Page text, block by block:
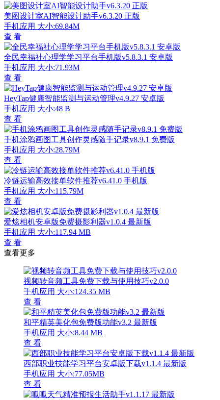
美图设计室AI智能设计助手v6.3.20 正版
手机应用 大小:69.84M
查 看
全民幸福社心理学学习平台手机版v5.8.3.1 安卓版
手机应用 大小:71.93M
查 看
HeyTap健康智能监测与运动管理v4.9.27 安卓版
手机应用 大小:48 B
查 看
手机涂鸦画图工具创作灵感随手记录v8.9.1 免费版
手机应用 大小:28.79M
查 看
冷链运输高效接单软件推荐v6.41.0 手机版
手机应用 大小:115.79M
查 看
爱炫相机安卓版免费摄影利器v1.0.4 最新版
手机应用 大小:117.94 MB
查 看
查看更多
视频转音频工具免费下载与使用技巧v2.0.0
手机应用 大小:124.35 MB
查 看
和平精英美化包免费版功能v3.2 最新版
手机应用 大小:8.44 MB
查 看
西部职业技能学习平台安卓版下载v1.1.4 最新版
手机应用 大小:77.05MB
查 看